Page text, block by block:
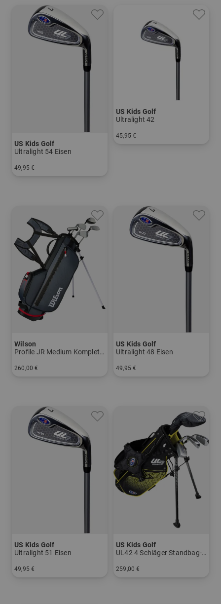
US Kids Golf
Ultralight 54 Eisen
49,95 €
US Kids Golf
Ultralight 42
45,95 €
Wilson
Profile JR Medium Komplettset
260,00 €
US Kids Golf
Ultralight 48 Eisen
49,95 €
US Kids Golf
Ultralight 51 Eisen
49,95 €
US Kids Golf
UL42 4 Schläger Standbag-Set
259,00 €